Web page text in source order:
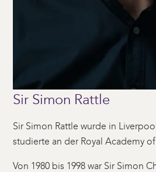
Sir Simon Rattle
Sir Simon Rattle wurde in
studierte an der Royal Academy
Von 1980 bis 1998 war Sir Simon